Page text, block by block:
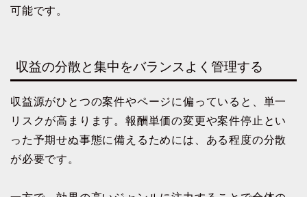
可能です。
収益の分散と集中をバランスよく管理する
収益源がひとつの案件やページに偏っていると、単一
リスクが高まります。報酬単価の変更や案件停止とい
った予期せぬ事態に備えるためには、ある程度の分散
が必要です。